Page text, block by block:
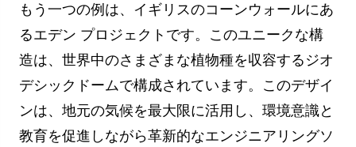
もう一つの例は、イギリスのコーンウォールにあ
るエデン プロジェクトです。このユニークな構
造は、世界中のさまざまな植物種を収容するジオ
デシックドームで構成されています。このデザイ
ンは、地元の気候を最大限に活用し、環境意識と
教育を促進しながら革新的なエンジニアリングソ